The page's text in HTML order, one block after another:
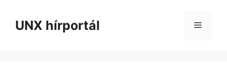
tartalomba
UNX hírportál Menü